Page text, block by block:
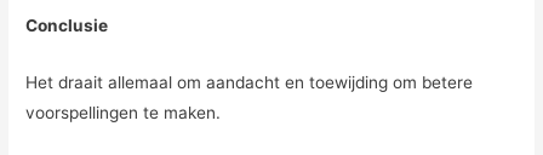
Conclusie
Het draait allemaal om aandacht en toewijding om betere
voorspellingen te maken.